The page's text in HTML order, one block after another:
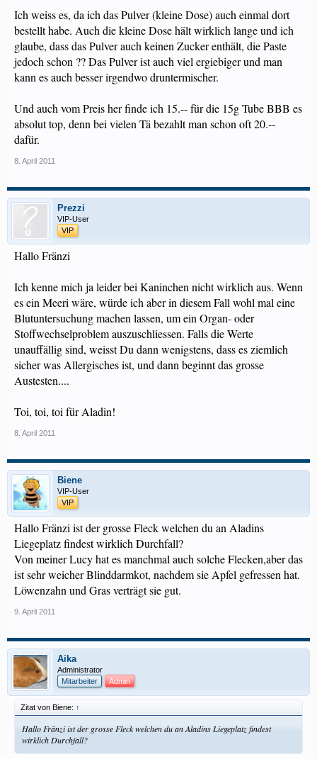
Ich weiss es, da ich das Pulver (kleine Dose) auch einmal dort
bestellt habe. Auch die kleine Dose hält wirklich lange und ich
glaube, dass das Pulver auch keinen Zucker enthält, die Paste
jedoch schon ?? Das Pulver ist auch viel ergiebiger und man
kann es auch besser irgendwo druntermischer.
Und auch vom Preis her finde ich 15.-- für die 15g Tube BBB es
absolut top, denn bei vielen Tä bezahlt man schon oft 20.--
dafür.
8. April 2011
Prezzi
VIP-User
VIP
Hallo Fränzi
Ich kenne mich ja leider bei Kaninchen nicht wirklich aus. Wenn
es ein Meeri wäre, würde ich aber in diesem Fall wohl mal eine
Blutuntersuchung machen lassen, um ein Organ- oder
Stoffwechselproblem auszuschliessen. Falls die Werte
unauffällig sind, weisst Du dann wenigstens, dass es ziemlich
sicher was Allergisches ist, und dann beginnt das grosse
Austesten....
Toi, toi, toi für Aladin!
8. April 2011
Biene
VIP-User
VIP
Hallo Fränzi ist der grosse Fleck welchen du an Aladins
Liegeplatz findest wirklich Durchfall?
Von meiner Lucy hat es manchmal auch solche Flecken,aber das
ist sehr weicher Blinddarmkot, nachdem sie Apfel gefressen hat.
Löwenzahn und Gras verträgt sie gut.
9. April 2011
Aika
Administrator
Mitarbeiter
Admin
Zitat von Biene: ↑
Hallo Fränzi ist der grosse Fleck welchen du an Aladins Liegeplatz findest
wirklich Durchfall?